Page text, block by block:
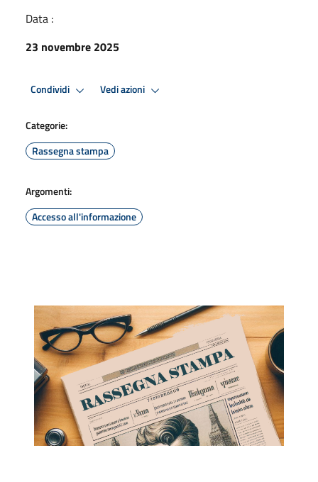
Data :
23 novembre 2025
Condividi Vedi azioni
Categorie:
Rassegna stampa
Argomenti:
Accesso all'informazione